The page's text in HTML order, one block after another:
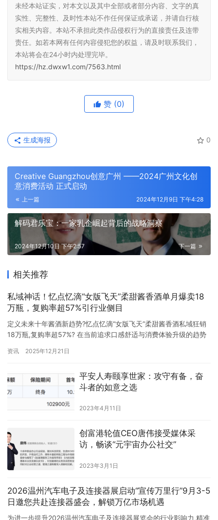
未经本站证实，对本文以及其中全部或者部分内容、文字的真
实性、完整性、及时性本站不作任何保证或承诺，并请自行核
实相关内容。本站不承担此类作品侵权行为的直接责任及连带
责任。如若本网有任何内容侵犯您的权益，请及时联系我们，
本站将会在24小时内处理完毕。
https://hz.dwxw1.com/7563.html
赞 (0)
0
生成海报
Creative Guangzhou创意广州 ——2024广州文化创
意消费活动 正式启动
上一篇 2024年12月9日 下午4:28
解码君乐宝：一家乳企崛起背后的战略洞察
下一篇
2024年12月10日 下午2:57
相关推荐
私域神话！忆点忆滴“女版飞天”柔甜酱香酒单月爆卖18
万瓶，复购率超57%引行业侧目
定义未来十年酱酒新趋势?忆点忆滴“女版飞天”柔甜酱香酒私域狂销
18万瓶,复购率超57%? 在当前追求口感舒适与消费体验升级的趋势
酱酒新趋势”探索者的产品——忆点忆滴“女版飞天”柔甜酱香酒,近期
层创下了单月销量突破18万瓶的纪录,且用户复购…
资讯 2025年12月21日
平安人寿颐享世家：攻守有备，奋
斗者的如意之选
2023年4月11日
创富港轮值CEO唐伟接受媒体采
访，畅谈“元宇宙办公社交”
2023年3月1日
2026温州汽车电子及连接器展启动“宣传万里行”9月3-5
日邀您共赴连接器盛会，解锁万亿市场机遇
为进一步提升2026温州汽车电子及连接器展览会的行业影响力,精准